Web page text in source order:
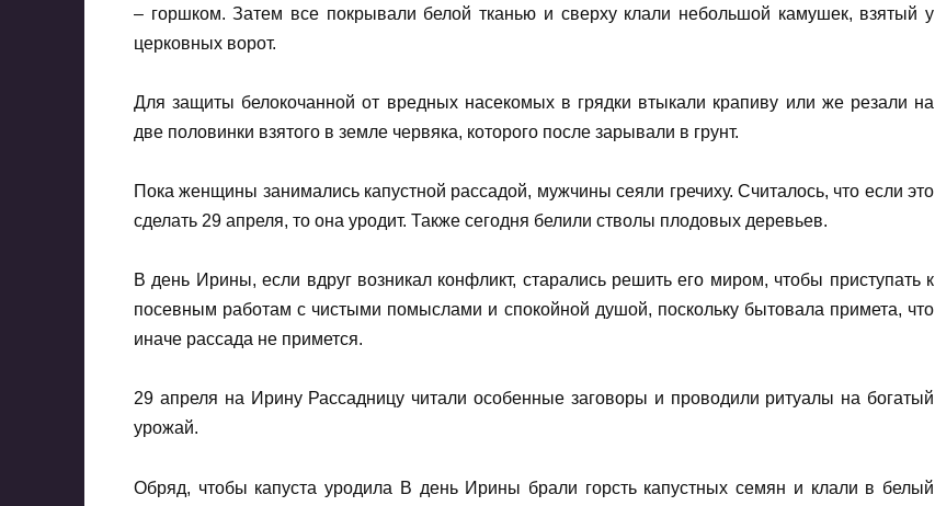
– горшком. Затем все покрывали белой тканью и сверху клали небольшой камушек, взятый у
церковных ворот.
Для защиты белокочанной от вредных насекомых в грядки втыкали крапиву или же резали на
две половинки взятого в земле червяка, которого после зарывали в грунт.
Пока женщины занимались капустной рассадой, мужчины сеяли гречиху. Считалось, что если это
сделать 29 апреля, то она уродит. Также сегодня белили стволы плодовых деревьев.
В день Ирины, если вдруг возникал конфликт, старались решить его миром, чтобы приступать к
посевным работам с чистыми помыслами и спокойной душой, поскольку бытовала примета, что
иначе рассада не примется.
29 апреля на Ирину Рассадницу читали особенные заговоры и проводили ритуалы на богатый
урожай.
Обряд, чтобы капуста уродила В день Ирины брали горсть капустных семян и клали в белый